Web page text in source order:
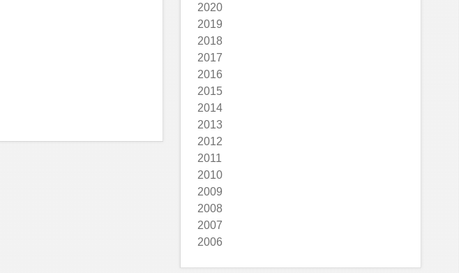
2020
2019
2018
2017
2016
2015
2014
2013
2012
2011
2010
2009
2008
2007
2006